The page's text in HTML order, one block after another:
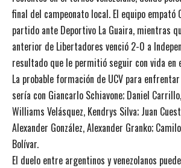
final del campeonato local. El equipo
partido ante Deportivo La Guaira, mientras
anterior de Libertadores venció 2-0 a
resultado que le permitió seguir con vida en
La probable formación de UCV para
sería con Giancarlo Schiavone; Daniel Carrillo,
Williams Velásquez, Kendrys Silva; Juan
Alexander González, Alexander Granko;
Bolívar.
El duelo entre argentinos y venezolanos